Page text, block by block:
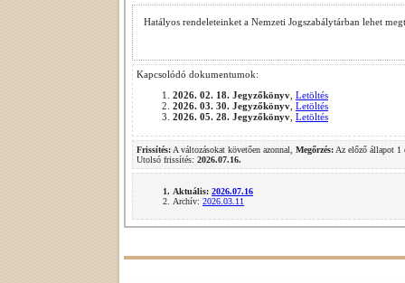
Hatályos rendeleteinket a Nemzeti Jogszabálytárban lehet
Kapcsolódó dokumentumok:
2026. 02. 18. Jegyzőkönyv Letöltés
2026. 03. 30. Jegyzőkönyv Letöltés
2026. 05. 28. Jegyzőkönyv Letöltés
Frissítés: A változásokat követően azonnal, Megőrzés: Az előző állapot 1
Utolsó frissítés: 2026.07.16.
Aktuális: 2026.07.16
Archív: 2026.03.11